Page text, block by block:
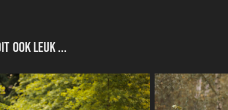
ook leuk ...